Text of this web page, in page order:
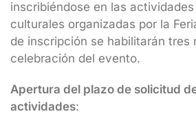
inscribiéndose en las
culturales organizadas por la
de inscripción se habilitarán tres
celebración del evento.
Apertura del plazo de solicitud
actividades: